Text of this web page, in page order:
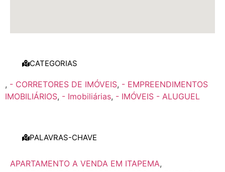
CATEGORIAS
, - CORRETORES DE IMÓVEIS, - EMPREENDIMENTOS
IMOBILIÁRIOS, - Imobiliárias, - IMÓVEIS - ALUGUEL
PALAVRAS-CHAVE
APARTAMENTO A VENDA EM ITAPEMA,